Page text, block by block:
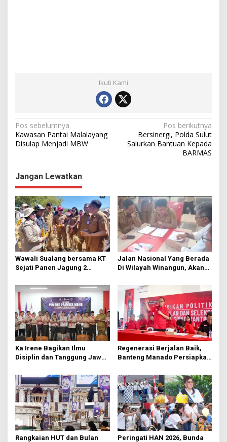
Ikuti Kami
N
a
i
g
a
s
i
p
o
s
Pos sebelumnya
Kawasan Pantai Malalayang
Disulap Menjadi MBW
Pos berikutnya
Bersinergi, Polda Sulut
Salurkan Bantuan Kepada
BARMAS
Jangan Lewatkan
Wawali Sualang bersama KT
Sejati Panen Jagung 2
Jalan Nasional Yang Berada
Di Wilayah Winangun, Akan
Ka Irene Bagikan Ilmu
Disiplin dan Tanggung Jawab
Manado
Regenerasi Berjalan Baik,
Banteng Manado Persiapkan
Rumput
Rangkaian HUT dan Bulan
Peringati HAN 2026, Bunda